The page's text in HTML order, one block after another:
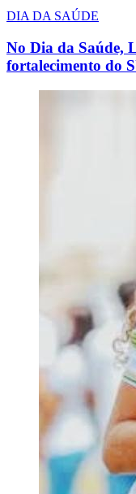
DIA DA SAÚDE
No Dia da Saúde,
fortalecimento do